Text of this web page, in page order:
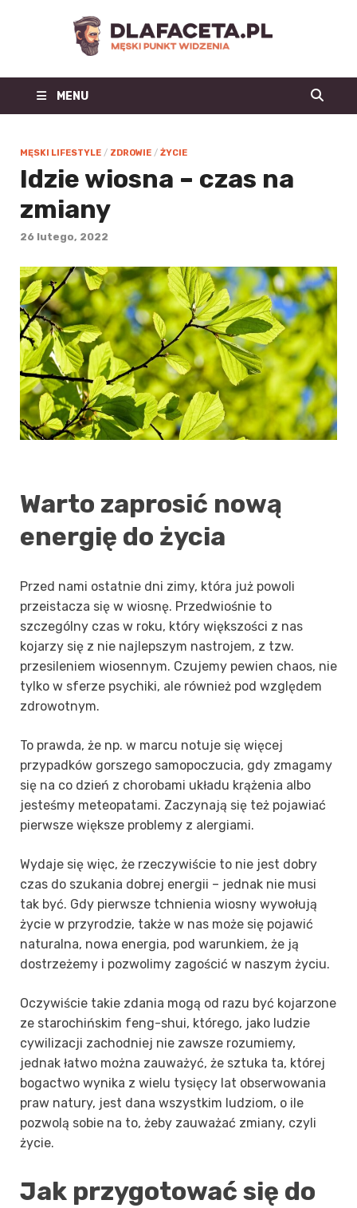
|
MENU
MĘSKI LIFESTYLE / ZDROWIE / ŻYCIE
Idzie wiosna – czas na
zmiany
26 lutego, 2022
Warto zaprosić nową
energię do życia
Przed nami ostatnie dni zimy, która już powoli
przeistacza się w wiosnę. Przedwiośnie to
szczególny czas w roku, który większości z nas
kojarzy się z nie najlepszym nastrojem, z tzw.
przesileniem wiosennym. Czujemy pewien chaos, nie
tylko w sferze psychiki, ale również pod względem
zdrowotnym.
To prawda, że np. w marcu notuje się więcej
przypadków gorszego samopoczucia, gdy zmagamy
się na co dzień z chorobami układu krążenia albo
jesteśmy meteopatami. Zaczynają się też pojawiać
pierwsze większe problemy z alergiami.
Wydaje się więc, że rzeczywiście to nie jest dobry
czas do szukania dobrej energii – jednak nie musi
tak być. Gdy pierwsze tchnienia wiosny wywołują
życie w przyrodzie, także w nas może się pojawić
naturalna, nowa energia, pod warunkiem, że ją
dostrzeżemy i pozwolimy zagościć w naszym życiu.
Oczywiście takie zdania mogą od razu być kojarzone
ze starochińskim feng-shui, którego, jako ludzie
cywilizacji zachodniej nie zawsze rozumiemy,
jednak łatwo można zauważyć, że sztuka ta, której
bogactwo wynika z wielu tysięcy lat obserwowania
praw natury, jest dana wszystkim ludziom, o ile
pozwolą sobie na to, żeby zauważać zmiany, czyli
życie.
Jak przygotować się do